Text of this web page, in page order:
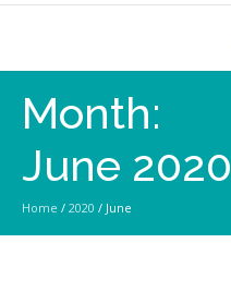
Month:
June 2020
Home / 2020 / June